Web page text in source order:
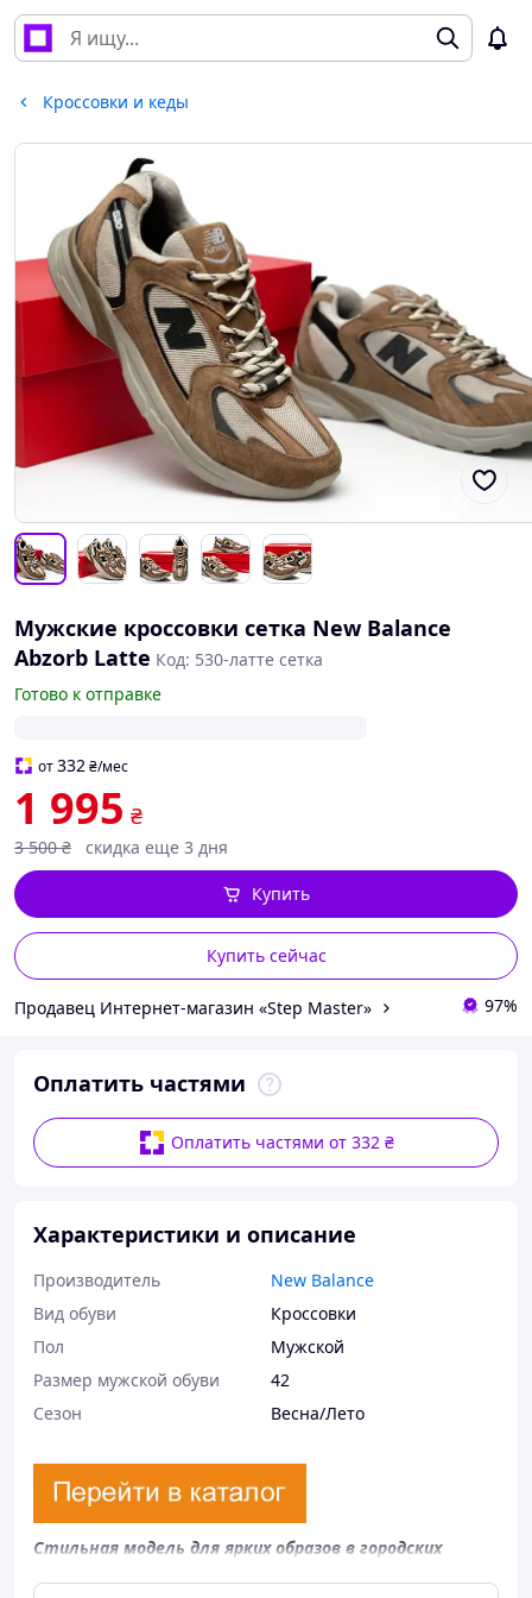
Кроссовки и кеды
Мужские кроссовки сетка New Balance
Abzorb Latte Код: 530-латте сетка
Готово к отправке
от332₴/мес
1 995 ₴
3 500 ₴ скидка еще 3 дня
Купить сейчас
Купить
Продавец Интернет-магазин «Step Master» 97%
Оплатить частями
Оплатить частями от 332 ₴
Характеристики и описание
Производитель
New Balance
Вид обуви
Кроссовки
Пол
Мужской
Размер мужской обуви
42
Сезон
Весна/Лето
Стильная модель для ярких образов в городских